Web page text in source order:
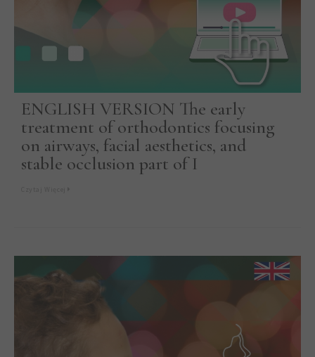
ENGLISH VERSION The early
treatment of orthodontics focusing
on airways, facial aesthetics, and
stable occlusion part of I